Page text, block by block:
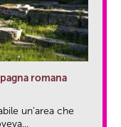
romana
un’area che